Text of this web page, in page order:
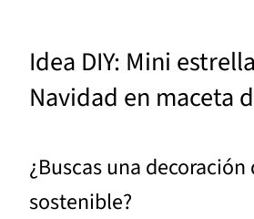
Idea DIY: Mini
Navidad en maceta
¿Buscas una decoración
sostenible?